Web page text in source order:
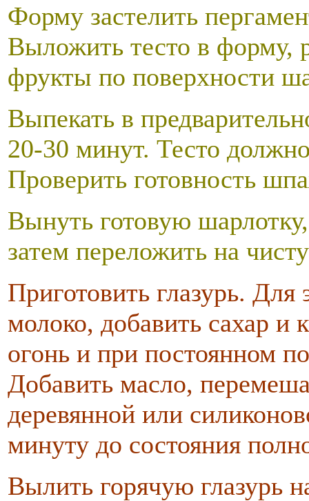
Форму застелить
Выложить тесто в форму,
фрукты по поверхности
Выпекать в
20-30 минут. Тесто
Проверить готовность
Вынуть готовую
затем переложить на
Приготовить глазурь. Для
молоко, добавить сахар и
огонь и при постоянном
Добавить масло,
деревянной или
минуту до состояния
Вылить горячую глазурь